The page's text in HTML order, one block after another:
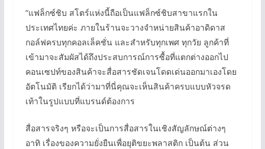
“แฟล็กซ์ชิบ สโตร์แห่งนี้ถือเป็นแฟล็กซ์ชิบสาขาแรกใน
ประเทศไทยค่ะ ภายในร้านจะวางจำหน่ายสินค้าอาดิดาส
กอล์ฟครบทุกคอลเล็คชั่น และสำหรับทุกเพศ ทุกวัย ลูกค้าที่
เข้ามาจะสัมผัสได้ถึงประสบการณ์การซื้อที่แตกต่างออกไป
คอนเซปท์ของสินค้าจะสื่อสารชัดเจนโดดเด่นออกมาเองโดย
อัตโนมัติ เรียกได้ว่ามาที่นี่คุณจะเห็นสินค้าครบแบบหัวจรด
เท้าในรูปแบบที่แบรนด์ต้องการ
สื่อสารจริงๆ หรือจะเป็นการสื่อสารในเชิงสัญลักษณ์ต่างๆ
อาทิ เรื่องของความยั่งยืนเพื่อยุติขยะพลาสติก เป็นต้น ส่วน